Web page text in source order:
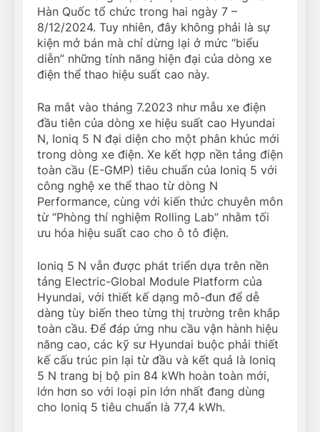
Hàn Quốc tổ chức trong hai ngày 7 –
8/12/2024. Tuy nhiên, đây không phải là sự
kiện mở bán mà chỉ dừng lại ở mức “biểu
diễn” những tính năng hiện đại của dòng xe
điện thể thao hiệu suất cao này.
Ra mắt vào tháng 7.2023 như mẫu xe điện
đầu tiên của dòng xe hiệu suất cao Hyundai
N, Ioniq 5 N đại diện cho một phân khúc mới
trong dòng xe điện. Xe kết hợp nền tảng điện
toàn cầu (E-GMP) tiêu chuẩn của Ioniq 5 với
công nghệ xe thể thao từ dòng N
Performance, cùng với kiến thức chuyên môn
từ “Phòng thí nghiệm Rolling Lab” nhằm tối
ưu hóa hiệu suất cao cho ô tô điện.
Ioniq 5 N vẫn được phát triển dựa trên nền
tảng Electric-Global Module Platform của
Hyundai, với thiết kế dạng mô-đun để dễ
dàng tùy biến theo từng thị trường trên khắp
toàn cầu. Để đáp ứng nhu cầu vận hành hiệu
năng cao, các kỹ sư Hyundai buộc phải thiết
kế cấu trúc pin lại từ đầu và kết quả là Ioniq
5 N trang bị bộ pin 84 kWh hoàn toàn mới,
lớn hơn so với loại pin lớn nhất đang dùng
cho Ioniq 5 tiêu chuẩn là 77,4 kWh.